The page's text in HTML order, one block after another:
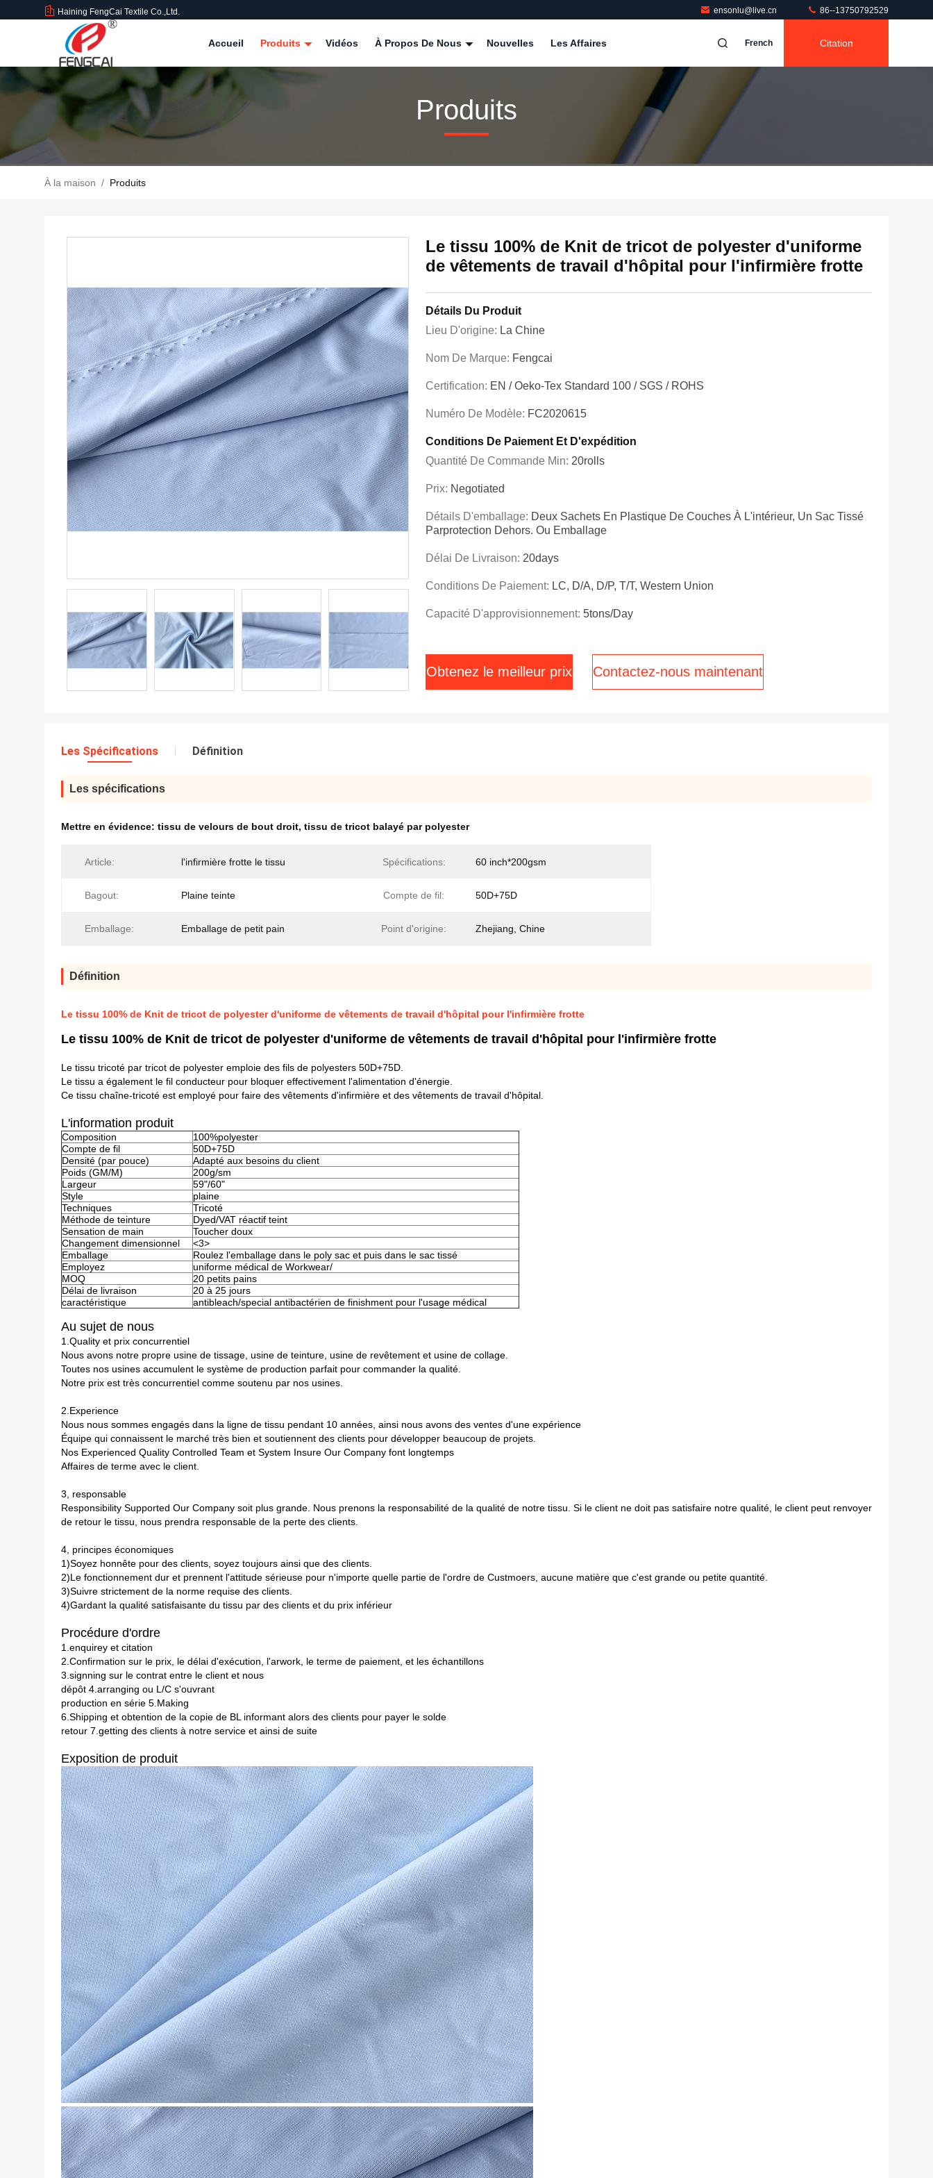
Haining FengCai Textile Co.,Ltd. ensonlu@live.cn 86--13750792529
Accueil Produits Vidéos À Propos De Nous Nouvelles Les Affaires French Citation
Produits
À la maison / Produits
Le tissu 100% de Knit de tricot de polyester d'uniforme
de vêtements de travail d'hôpital pour l'infirmière frotte
Détails Du Produit
Lieu D'origine: La Chine
Nom De Marque: Fengcai
Certification: EN / Oeko-Tex Standard 100 / SGS / ROHS
Numéro De Modèle: FC2020615
Conditions De Paiement Et D'expédition
Quantité De Commande Min: 20rolls
Prix: Negotiated
Détails D'emballage: Deux Sachets En Plastique De Couches À L'intérieur, Un Sac Tissé
Parprotection Dehors. Ou Emballage
Délai De Livraison: 20days
Conditions De Paiement: LC, D/A, D/P, T/T, Western Union
Capacité D'approvisionnement: 5tons/day
Obtenez le meilleur prix Contactez-nous maintenant
Les Spécifications Définition
Les spécifications
Mettre en évidence: tissu de velours de bout droit, tissu de tricot balayé par polyester
Article: l'infirmière frotte le tissu Spécifications: 60 inch*200gsm
Bagout: Plaine teinte Compte de fil: 50D+75D
Emballage: Emballage de petit pain Point d'origine: Zhejiang, Chine
Définition
Le tissu 100% de Knit de tricot de polyester d'uniforme de vêtements de travail d'hôpital pour l'infirmière frotte
Le tissu 100% de Knit de tricot de polyester d'uniforme de vêtements de travail d'hôpital pour l'infirmière frotte
Le tissu tricoté par tricot de polyester emploie des fils de polyesters 50D+75D.
Le tissu a également le fil conducteur pour bloquer effectivement l'alimentation d'énergie.
Ce tissu chaîne-tricoté est employé pour faire des vêtements d'infirmière et des vêtements de travail d'hôpital.
L'information produit
Composition
100%polyester
Compte de fil
50D+75D
Densité (par pouce)
Adapté aux besoins du client
Poids (GM/M)
200g/sm
Largeur
59"/60"
Style
plaine
Techniques
Tricoté
Méthode de teinture
Dyed/VAT réactif teint
Sensation de main
Toucher doux
Changement dimensionnel
<3>
Emballage
Roulez l'emballage dans le poly sac et puis dans le sac tissé
Employez
uniforme médical de Workwear/
MOQ
20 petits pains
Délai de livraison
20 à 25 jours
caractéristique
antibleach/special antibactérien de finishment pour l'usage médical
Au sujet de nous
1.Quality et prix concurrentiel
Nous avons notre propre usine de tissage, usine de teinture, usine de revêtement et usine de collage.
Toutes nos usines accumulent le système de production parfait pour commander la qualité.
Notre prix est très concurrentiel comme soutenu par nos usines.
2.Experience
Nous nous sommes engagés dans la ligne de tissu pendant 10 années, ainsi nous avons des ventes d'une expérience
Équipe qui connaissent le marché très bien et soutiennent des clients pour développer beaucoup de projets.
Nos Experienced Quality Controlled Team et System Insure Our Company font longtemps
Affaires de terme avec le client.
3, responsable
Responsibility Supported Our Company soit plus grande. Nous prenons la responsabilité de la qualité de notre tissu. Si le client ne doit pas satisfaire notre qualité, le client peut renvoyer
de retour le tissu, nous prendra responsable de la perte des clients.
4, principes économiques
1)Soyez honnête pour des clients, soyez toujours ainsi que des clients.
2)Le fonctionnement dur et prennent l'attitude sérieuse pour n'importe quelle partie de l'ordre de Custmoers, aucune matière que c'est grande ou petite quantité.
3)Suivre strictement de la norme requise des clients.
4)Gardant la qualité satisfaisante du tissu par des clients et du prix inférieur
Procédure d'ordre
1.enquirey et citation
2.Confirmation sur le prix, le délai d'exécution, l'arwork, le terme de paiement, et les échantillons
3.signning sur le contrat entre le client et nous
dépôt 4.arranging ou L/C s'ouvrant
production en série 5.Making
6.Shipping et obtention de la copie de BL informant alors des clients pour payer le solde
retour 7.getting des clients à notre service et ainsi de suite
Exposition de produit